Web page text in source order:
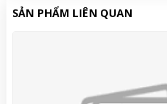
SẢN PHẨM LIÊN QUAN